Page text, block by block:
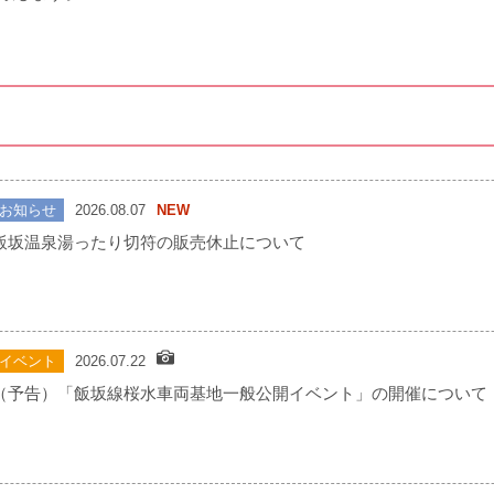
お知らせ 2026.08.07 NEW
坂温泉湯ったり切符の販売休止について
イベント 2026.07.22
予告）「飯坂線桜水車両基地一般公開イベント」の開催について